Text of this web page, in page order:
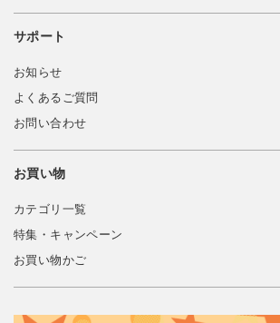
サポート
お知らせ
よくあるご質問
お問い合わせ
お買い物
カテゴリ一覧
特集・キャンペーン
お買い物かご